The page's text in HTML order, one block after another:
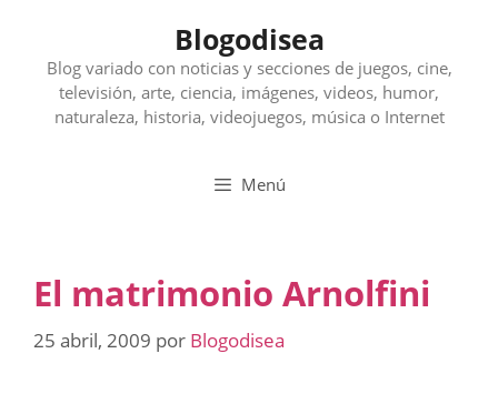
contenido
Blogodisea
Blog variado con noticias y secciones de juegos, cine,
televisión, arte, ciencia, imágenes, videos, humor,
naturaleza, historia, videojuegos, música o Internet
Menú
El matrimonio Arnolfini
25 abril, 2009 por Blogodisea